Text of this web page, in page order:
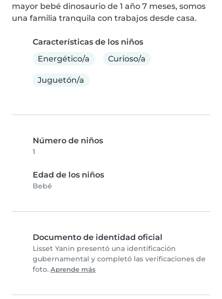
mayor bebé dinosaurio de 1 año 7 meses, somos
una familia tranquila con trabajos desde casa.
Características de los niños
Energético/a
Curioso/a
Juguetón/a
Número de niños
1
Edad de los niños
Bebé
Documento de identidad oficial
Lisset Yanin presentó una identificación
gubernamental y completó las verificaciones de
foto. Aprende más